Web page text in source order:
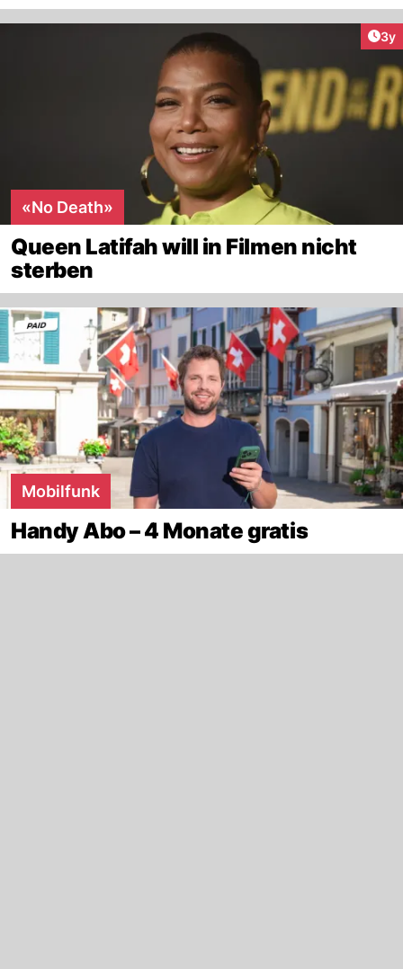
3y
«No Death»
Queen Latifah will in Filmen nicht
sterben
Mobilfunk
Handy Abo – 4 Monate gratis